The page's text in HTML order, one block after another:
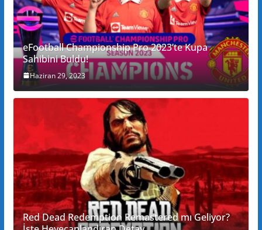
eFootball Championship Pro 2023’te Kupa
Sahibini Buldu!
Haziran 29, 2023
Red Dead Redemption Remastered mı Geliyor?